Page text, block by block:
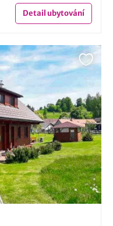
Detailubytování